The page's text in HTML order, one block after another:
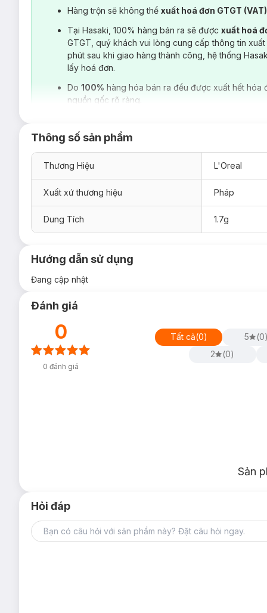
Hàng trộn sẽ không thể xuất hoá đơn GTGT
Tại Hasaki, 100% hàng bán ra sẽ được xuất hoá
GTGT, quý khách vui lòng cung cấp thông tin
phút sau khi giao hàng thành công, hệ thống
lấy hoá đơn.
Do 100% hàng hóa bán ra đều được xuất hết hóa
nguồn gốc rõ ràng.
Thông số sản phẩm
Thương Hiệu L'Oreal
Xuất xứ thương hiệu Pháp
Dung Tích 1.7g
Hướng dẫn sử dụng
Đang cập nhật
Đánh giá
0
0 đánh giá
Tất cả(0) 5 (0
2
(0)
Sản
Hỏi đáp